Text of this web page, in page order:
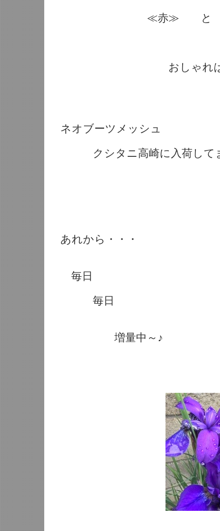
≪赤≫ と ≪
おしゃれは足元
ネオブーツメッシュ
クシタニ高崎に入荷して
あれから・・・
毎日
毎日
増量中～♪